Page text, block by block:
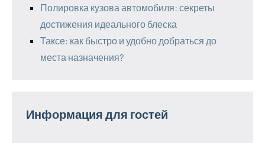
Полировка кузова автомобиля: секреты
достижения идеального блеска
Таксе: как быстро и удобно добраться до
места назначения?
Информация для гостей